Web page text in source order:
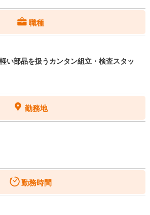
職種
い部品を扱うカンタン組立・検査スタッ
勤務地
勤務時間